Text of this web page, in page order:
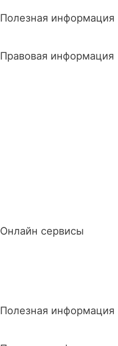
Полезная информация
Правовая информация
Онлайн сервисы
Полезная информация